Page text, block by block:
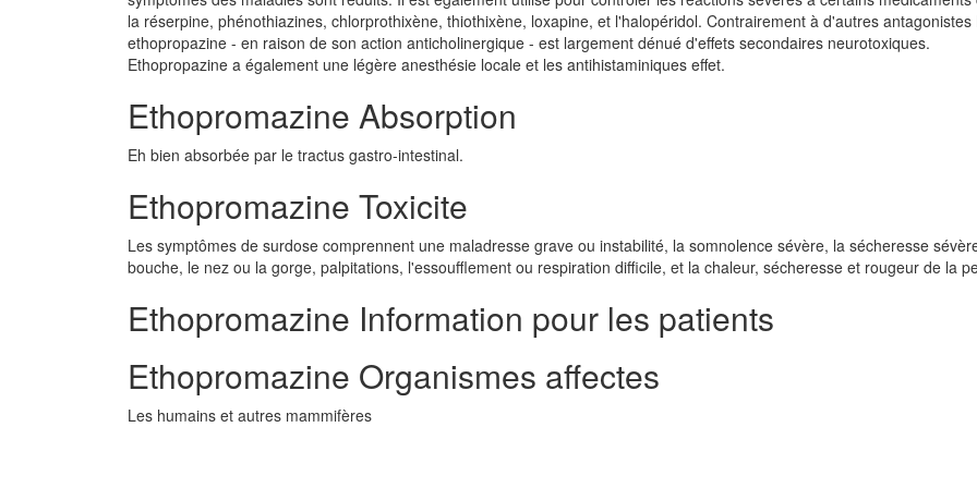
la réserpine, phénothiazines, chlorprothixène, thiothixène, loxapine, et l'halopéridol. Contrairement à d'autres antagonistes
ethopropazine - en raison de son action anticholinergique - est largement dénué d'effets secondaires neurotoxiques.
Ethopropazine a également une légère anesthésie locale et les antihistaminiques effet.
Ethopromazine Absorption
Eh bien absorbée par le tractus gastro-intestinal.
Ethopromazine Toxicite
Les symptômes de surdose comprennent une maladresse grave ou instabilité, la somnolence sévère, la sécheresse
bouche, le nez ou la gorge, palpitations, l'essoufflement ou respiration difficile, et la chaleur, sécheresse et rougeur de la
Ethopromazine Information pour les patients
Ethopromazine Organismes affectes
Les humains et autres mammifères